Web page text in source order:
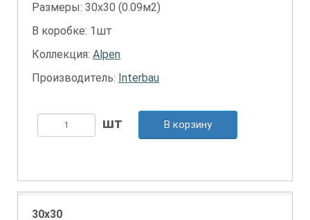
Размеры: 30х30 (0.09м2)
В коробке: 1шт
Коллекция: Alpen
Производитель: Interbau
В корзину
30x30